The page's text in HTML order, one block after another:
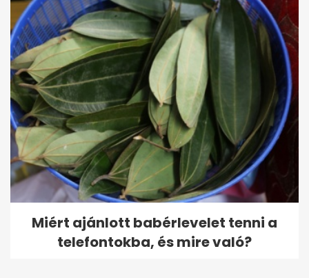
Miért ajánlott babérlevelet tenni a
telefontokba, és mire való?